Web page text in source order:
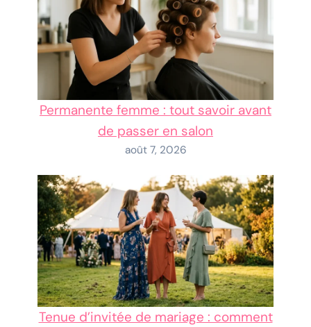
Permanente femme : tout savoir avant
de passer en salon
août 7, 2026
Tenue d’invitée de mariage : comment